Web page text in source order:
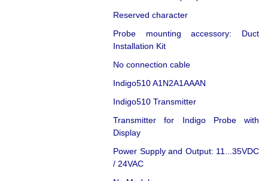
Reserved character
Probe mounting accessory: Duct
Installation Kit
No connection cable
Indigo510 A1N2A1AAAN
Indigo510 Transmitter
Transmitter for Indigo Probe with
Display
Power Supply and Output: 11...35VDC
/ 24VAC